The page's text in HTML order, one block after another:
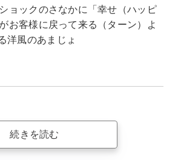
ョックのさなかに「幸せ（ハッピ
お客様に戻って来る（ターン）よ
洋風のあまじょ
続きを読む